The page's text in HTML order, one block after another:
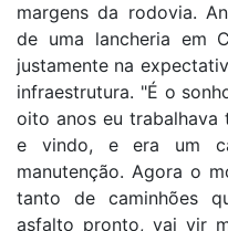
margens da rodovia.
de uma lancheria em
justamente na
infraestrutura. "É o
oito anos eu
e vindo, e era um
manutenção. Agora o
tanto de caminhões
asfalto pronto, vai vir